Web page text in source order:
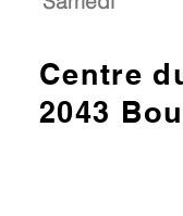
Centre
2043